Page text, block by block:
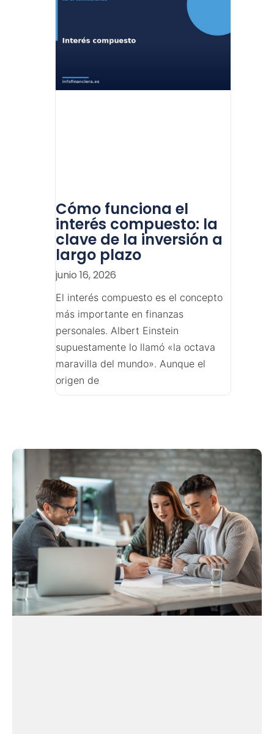
Cómo funciona el
interés compuesto: la
clave de la inversión a
largo plazo
junio 16, 2026
El interés compuesto es el concepto
más importante en finanzas
personales. Albert Einstein
supuestamente lo llamó «la octava
maravilla del mundo». Aunque el
origen de